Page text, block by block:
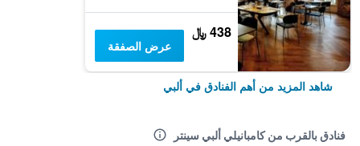
438 ﷼
عرض الصفقة
شاهد المزيد من أهم الفنادق في ألبي
فنادق بالقرب من كامبانيلي ألبي سينتر